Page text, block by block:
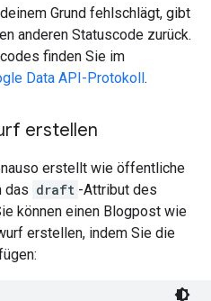
Grund fehlschlägt, gibt
anderen Statuscode zurück.
finden Sie im
Data API-Protokoll.
erstellen
erstellt wie öffentliche
das draft -Attribut des
können einen Blogpost wie
erstellen, indem Sie die